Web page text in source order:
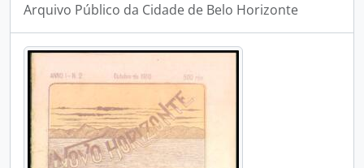
Arquivo Público da Cidade de Belo Horizonte